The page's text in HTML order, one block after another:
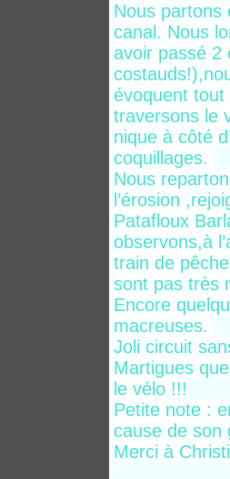
Nous partons
canal. Nous
avoir passé 2
évoquent tout
traversons le
nique à côté
coquillages.
Nous
l’érosion
Patafloux
observons,à
train de
sont pas très
Encore
macreuses.
Joli circuit
Martigues
le vélo !!!
Petite note :
cause de
Merci à